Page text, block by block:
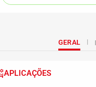
GERAL
APLICAÇÕES